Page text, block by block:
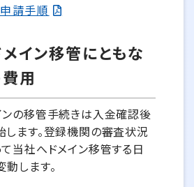
請手順
メイン移管にともな
費用
ンの移管手続きは入金確認後
します。登録機関の審査状況
て当社へドメイン移管する日
します。